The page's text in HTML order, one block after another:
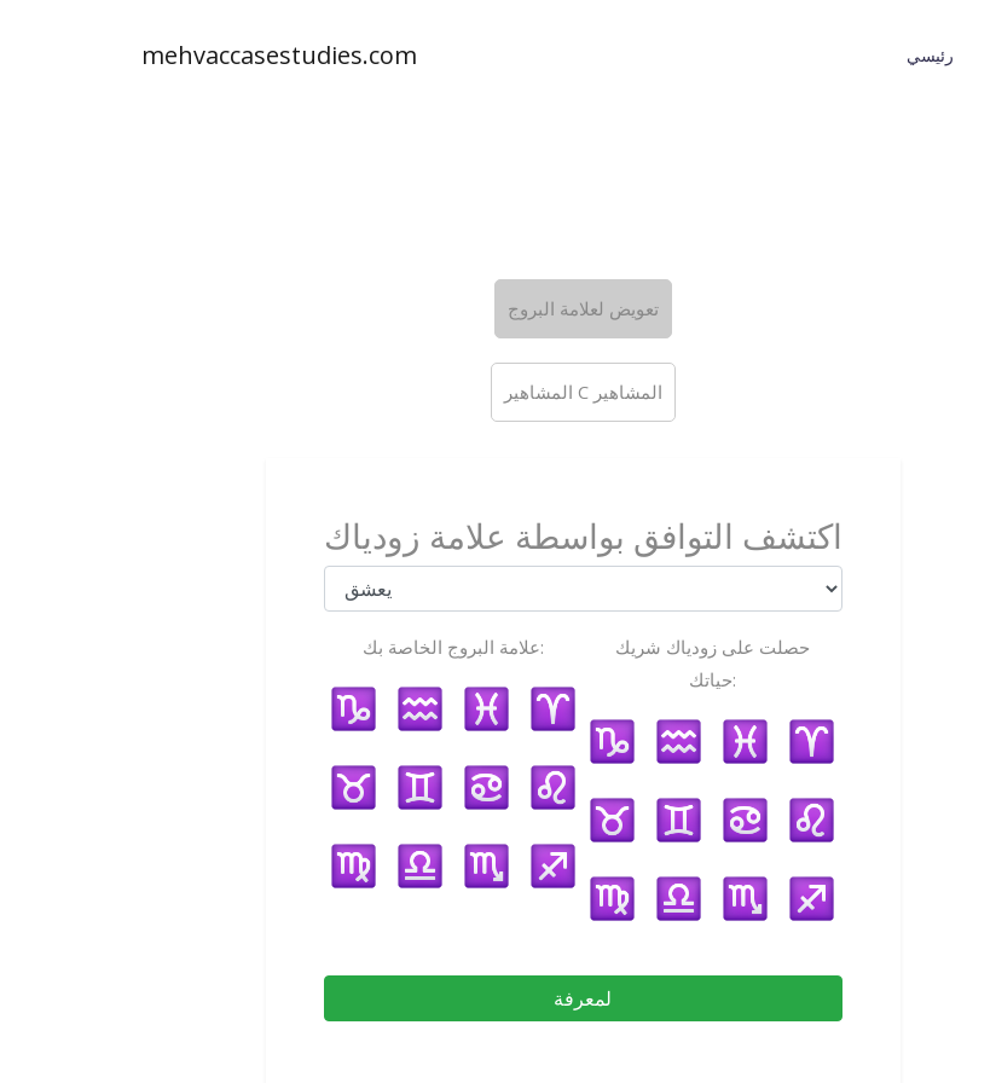
mehvaccasestudies.com رئيسي
تعويض لعلامة البروج
المشاهير C المشاهير
اكتشف التوافق بواسطة علامة زودياك
علامة البروج الخاصة بك:
حصلت على زودياك شريك
حياتك:
لمعرفة